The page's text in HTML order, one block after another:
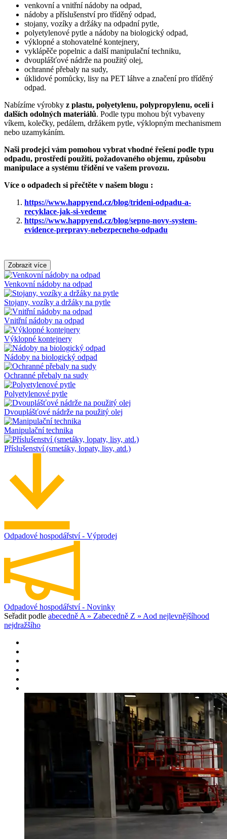
venkovní a vnitřní nádoby na odpad,
nádoby a příslušenství pro tříděný odpad,
stojany, vozíky a držáky na odpadní pytle,
polyetylenové pytle a nádoby na biologický odpad,
výklopné a stohovatelné kontejnery,
vyklápěče popelnic a další manipulační techniku,
dvouplášťové nádrže na použitý olej,
ochranné přebaly na sudy,
úklidové pomůcky, lisy na PET láhve a značení pro tříděný
odpad.
Nabízíme výrobky z plastu, polyetylenu, polypropylenu, oceli i
dalších odolných materiálů. Podle typu mohou být vybaveny
víkem, kolečky, pedálem, držákem pytle, výklopným mechanismem
nebo uzamykáním.
Naši prodejci vám pomohou vybrat vhodné řešení podle typu
odpadu, prostředí použití, požadovaného objemu, způsobu
manipulace a systému třídění ve vašem provozu.
Více o odpadech si přečtěte v našem blogu :
https://www.happyend.cz/blog/trideni-odpadu-a-
recyklace-jak-si-vedeme
https://www.happyend.cz/blog/sepno-novy-system-
evidence-prepravy-nebezpecneho-odpadu
Zobrazit více
Venkovní nádoby na odpad
Stojany, vozíky a držáky na pytle
Vnitřní nádoby na odpad
Výklopné kontejnery
Nádoby na biologický odpad
Ochranné přebaly na sudy
Polyetylenové pytle
Dvouplášťové nádrže na použitý olej
Manipulační technika
Příslušenství (smetáky, lopaty, lisy, atd.)
Odpadové hospodářství - Výprodej
Odpadové hospodářství - Novinky
Seřadit podle abecedně A » Zabecedně Z » Aod nejlevnějšíhood
nejdražšího